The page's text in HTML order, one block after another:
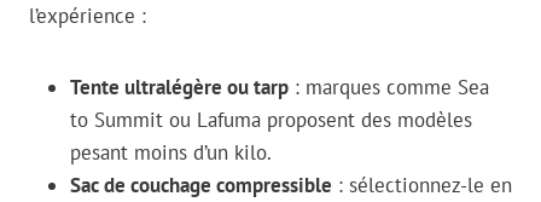
l’expérience :
Tente ultralégère ou tarp : marques comme Sea
to Summit ou Lafuma proposent des modèles
pesant moins d’un kilo.
Sac de couchage compressible : sélectionnez-le en